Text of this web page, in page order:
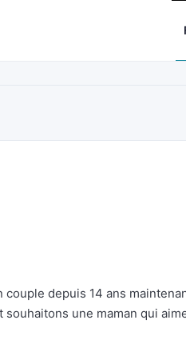
depuis 14 ans
souhaitons une maman qui